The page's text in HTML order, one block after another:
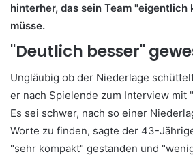
hinterher, das sein Team "eigentlich
müsse.
"Deutlich besser"
Ungläubig ob der Niederlage
er nach Spielende zum Interview mit
Es sei schwer, nach so einer
Worte zu finden, sagte der 43-
"sehr kompakt" gestanden und